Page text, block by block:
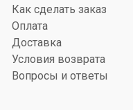
Как сделать заказ
Оплата
Доставка
Условия возврата
Вопросы и ответы